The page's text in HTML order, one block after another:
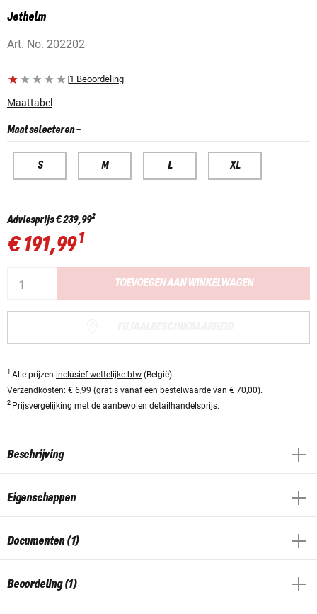
Jethelm
Art. No. 202202
|1 Beoordeling
Maattabel
Maat selecteren-
S M L XL
Adviesprijs€ 239,992
€ 191,991
TOEVOEGEN AAN WINKELWAGEN
1 Alle prijzen inclusief wettelijke btw (België).
Verzendkosten: € 6,99 (gratis vanaf een bestelwaarde van € 70,00).
2 Prijsvergelijking met de aanbevolen detailhandelsprijs.
Beschrijving
Eigenschappen
Documenten (1)
Beoordeling (1)